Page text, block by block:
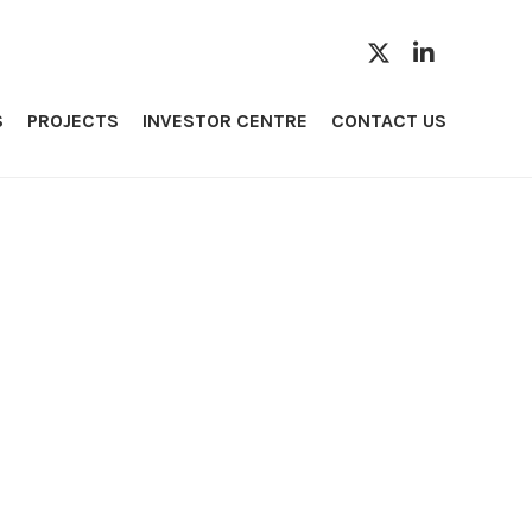
PROJECTS INVESTOR CENTRE CONTACT US